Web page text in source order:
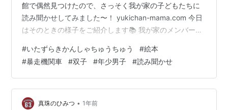
館で偶然見つけたので、さっそく我が家の子どもたちに
読み聞かせしてみました〜！ yukichan-mama.com 今日
はそのときの様子をご紹介します📚 我が家のメンバー紹
＆じろ子の感想 チーズくんの感想 電車好きな甥っ子（チ
ーズくんと同級生）の反応 おわりに〜ちゅうちゅうは、
いたずらっ子たちの鏡？〜 我が家のメンバー紹介👧👧👦
・双子のたろ子＆じろ子（小2の女の子） ・末っ子のチ
ーズくん（年少の男の子） 実はこれまで、うちの子たち
#いたずらきかんしゃちゅうちゅう #絵本
#暴走機関車 #双子 #年少男子 #読み聞かせ
真珠のひみつ • 1年前